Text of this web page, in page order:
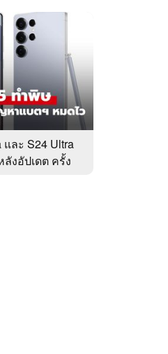
และ S24 Ultra
งอัปเดต ครั้ง